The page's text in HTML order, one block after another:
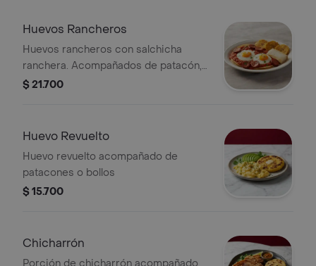
Huevos Rancheros
Huevos rancheros con salchicha
ranchera. Acompañados de patacón,
bollo.
$ 21.700
Huevo Revuelto
Huevo revuelto acompañado de
patacones o bollos
$ 15.700
Chicharrón